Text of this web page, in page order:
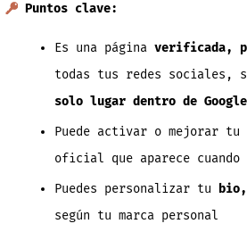
Puntos clave:
Es una página verificada,
todas tus redes sociales,
solo lugar dentro de
Puede activar o mejorar tu
oficial que aparece cuando
Puedes personalizar tu
según tu marca personal